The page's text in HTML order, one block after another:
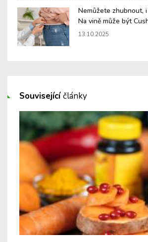
Nemůžete zhubnout,
Na vině může být
13.10.2025
Souvisejícíčlánky